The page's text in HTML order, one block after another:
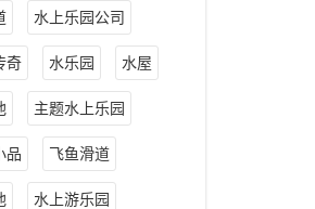
水上乐园公司
奇 水乐园 水屋
主题水上乐园
品 飞鱼滑道
水上游乐园